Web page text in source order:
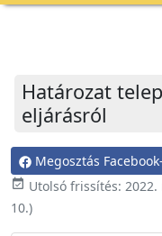
Határozat
eljárásról
Megosztás
event_available Utolsó frissítés: 2022.
10.)